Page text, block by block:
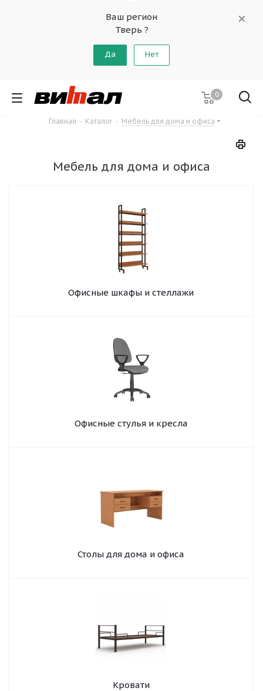
Ваш регион
Тверь ?
Да Нет
0
Главная - Каталог - Мебель для дома и офиса
Мебель для дома и офиса
Офисные шкафы и стеллажи
Офисные стулья и кресла
Столы для дома и офиса
Кровати